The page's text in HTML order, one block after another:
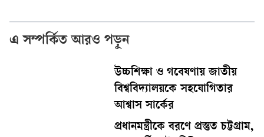
এ সম্পর্কিত আরও পড়ুন
উচ্চশিক্ষা ও গবেষণায় জাতীয়
বিশ্ববিদ্যালয়কে সহযোগিতার
আশ্বাস সার্কের
প্রধানমন্ত্রীকে বরণে প্রস্তুত চট্টগ্রাম,